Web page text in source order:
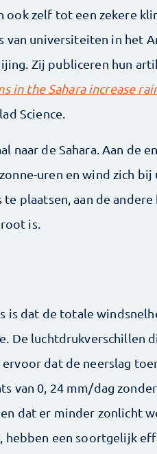
ook zelf tot een zekere
van universiteiten in het
Zij publiceren hun
in the Sahara increase
Science.
naar de Sahara. Aan de
uren en wind zich
plaatsen, aan de
is.
is dat de totale
De luchtdrukverschillen
dat de neerslag
van 0, 24 mm/dag
dat er minder zonlicht
hebben een soortgelijk